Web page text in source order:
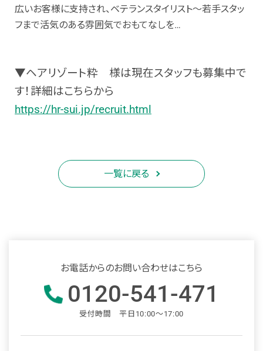
広いお客様に支持され、 ベテランスタイリスト〜若手スタッ
フまで活気のある雰囲気でおもてなしを…
▼ヘアリゾート粋 様は現在スタッフも募集中で
す！詳細はこちらから
https://hr-sui.jp/recruit.html
一覧に戻る
お電話からのお問い合わせはこちら
0120-541-471
受付時間 平日10:00～17:00